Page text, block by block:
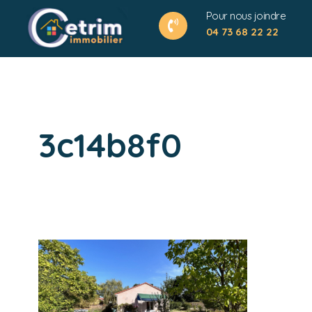
04 73 68 22 22
Pour nous joindre
3c14b8f0